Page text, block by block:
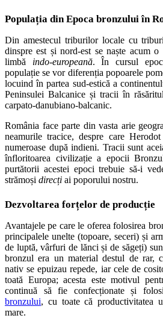
Populația din Epoca bronzului în
Din amestecul triburilor locale cu
dinspre est și nord-est se naște acum
limbă indo-europeană. În cursul
populație se vor diferenția popoarele
locuind în partea sud-estică a
Peninsulei Balcanice și tracii în
carpato-danubiano-balcanic.
România face parte din vasta arie
neamurile tracice, despre care
numeroase după indieni. Tracii sunt
înfloritoarea civilizație a epocii
purtătorii acestei epoci trebuie să-i
strămoși direcți ai poporului nostru.
Dezvoltarea forțelor de producție
Avantajele pe care le oferea folosirea
principalele unelte (topoare, seceri) și
de luptă, vârfuri de lănci și de săgeți)
bronzul era un material destul de rar,
nativ se epuizau repede, iar cele de
toată Europa; acesta este motivul
continuă să fie confecționate și
bronzului, cu toate că productivitatea
mare.